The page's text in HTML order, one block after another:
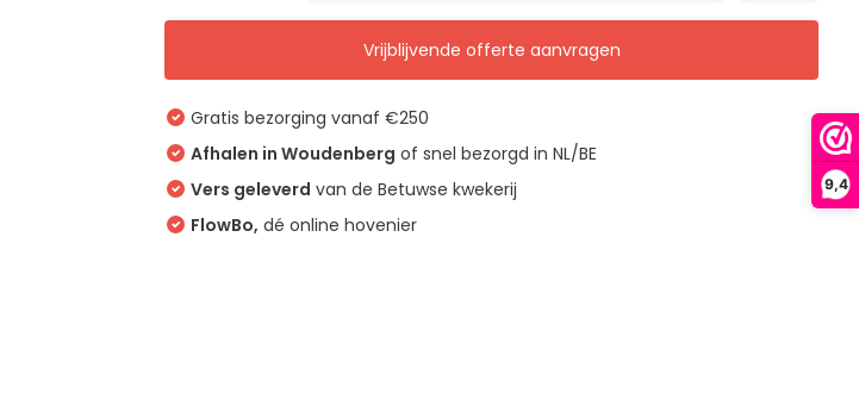
9,4
Vrijblijvende offerte aanvragen
Gratis bezorging vanaf €250
Afhalen in Woudenberg of snel bezorgd in NL/BE
Vers geleverd van de Betuwse kwekerij
FlowBo, dé online hovenier